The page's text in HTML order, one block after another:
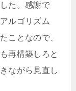
た。感謝で
ルゴリズム
ことなので、
再構築しろと
ながら見直し